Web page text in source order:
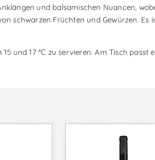
und balsamischen Nuancen,
schwarzen Früchten und Gewürzen.
und 17 °C zu servieren. Am Tisch